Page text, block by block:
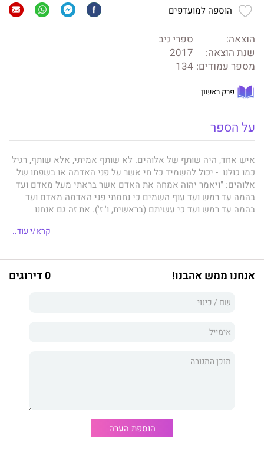
הוספה למועדפים
הוצאה:
ספרי ניב
שנת הוצאה:
2017
מספר עמודים: 134
פרק ראשון
על הספר
איש אחד, היה שותף של אלוהים. לא שותף אמיתי, אלא שותף, רגיל
כמו כולנו - יכול להשמיד כל חי אשר על פני האדמה או בשפתו של
אלוהים: "ויאמר יהוה אמחה את האדם אשר בראתי מעל מאדם ועד
בהמה עד רמש ועד עוף השמים כי נחמתי פני האדמה מאדם ועד
בהמה עד רמש ועד כי עשיתם (בראשית, ו' ז'). את זה גם אנחנו
אלה לא עזרו לו כאשר ראה את העוול שההצלחה שלו גרמה לילד קטן
שותף, והוא הפך לשותף אמיתי. המחיר ששילם היה גבוה: עסקיו
שאינה כרוכה באובדן ומאפשרת למי שחפץ בכך להפוך מסתם שותף
רק עכשיו אלא לתמיד, הם שותפים אמיתיים.
קרא/י עוד..
אנחנו ממש אהבנו! 0 דירוגים
הוספת הערה